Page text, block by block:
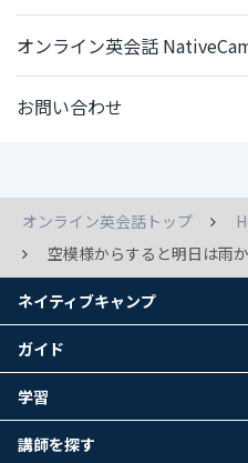
オンライン英会話
お問い合わせ
オンライン英会話トップ
空模様からすると明日は雨
ネイティブキャンプ
ガイド
学習
講師を探す